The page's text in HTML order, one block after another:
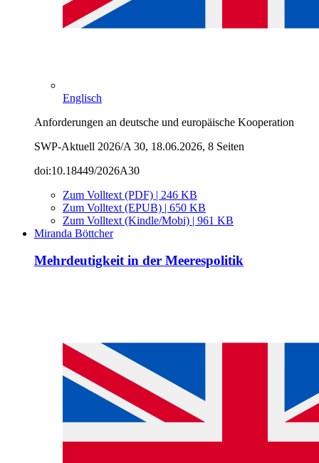
Englisch
Anforderungen an deutsche und europäische Kooperation
SWP-Aktuell 2026/A 30, 18.06.2026, 8 Seiten
doi:10.18449/2026A30
Zum Volltext (PDF) | 246 KB
Zum Volltext (EPUB) | 650 KB
Zum Volltext (Kindle/Mobi) | 961 KB
Miranda Böttcher
Mehrdeutigkeit in der Meerespolitik